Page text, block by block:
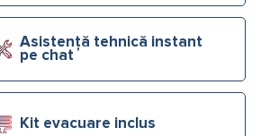
Asistență tehnică instant
pe chat
Kit evacuare inclus